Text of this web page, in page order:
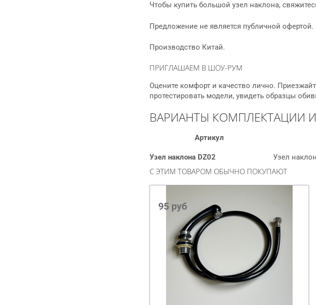
Чтобы купить большой узел наклона,
Предложение не является публичной офертой.
Производство Китай.
ПРИГЛАШАЕМ В ШОУ-РУМ
Оцените комфорт и качество лично.
протестировать модели, увидеть образцы
ВАРИАНТЫ КОМПЛЕКТАЦИИ
Артикул
Узел наклона DZ02 Узел
С ЭТИМ ТОВАРОМ ОБЫЧНО ПОКУПАЮТ
95 руб